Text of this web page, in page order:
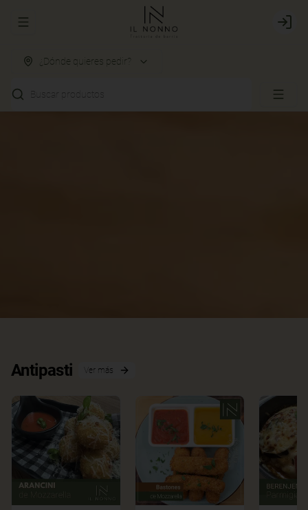
Abrir menu de navegación Login
¿Dónde quieres pedir?
Buscar productos
Antipasti Ver más